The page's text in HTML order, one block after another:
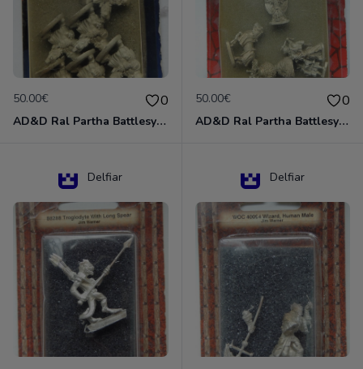
50.00€ 0
AD&D Ral Partha Battlesystem Miniatures Pack Iron Lord Dwarf Crossbowmen 11-854
50.00€ 0
AD&D Ral Partha Battlesystem Villains/Forgotten Realms 11-955 Miniatures
Delfiar Delfiar